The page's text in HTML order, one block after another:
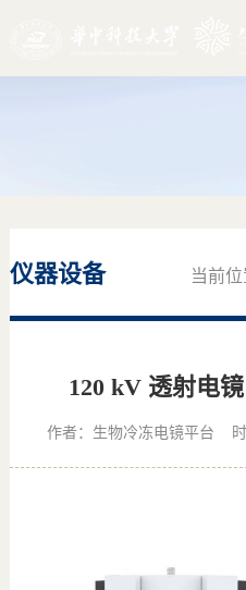
仪器设备 当前位
120 kV 透射电
作者：生物冷冻电镜平台